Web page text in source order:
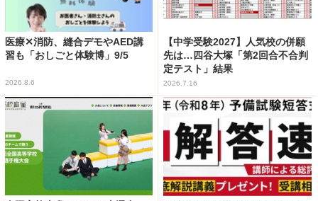
医療✕消防、縫合デモやAED講
習も「おしごと体験博」9/5
2026.8.6
【中学受験2027】人気校の併願
先は…四谷大塚「第2回合不合判
定テスト」結果
2026.7.16